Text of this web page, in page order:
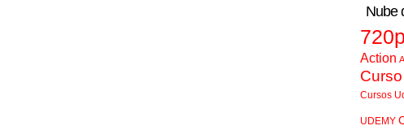
Nube
Action
Cursos
UDEMY